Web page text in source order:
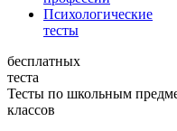
Психологические
тесты
бесплатных
теста
Тесты по школьным
классов